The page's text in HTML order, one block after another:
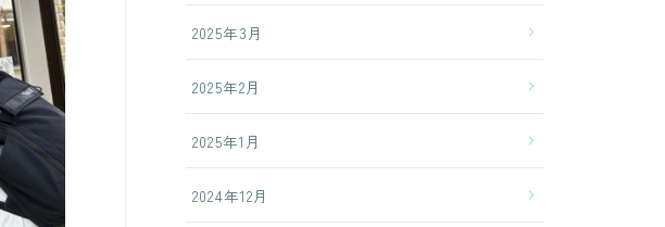
2025年3月
2025年2月
2025年1月
2024年12月